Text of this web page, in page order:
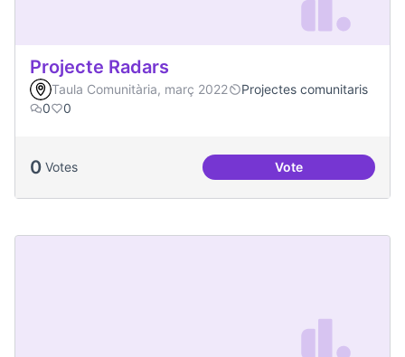
Projecte Radars
Taula Comunitària, març 2022
Projectes comunitaris
0
0
0 Votes VoteProjecte Radars